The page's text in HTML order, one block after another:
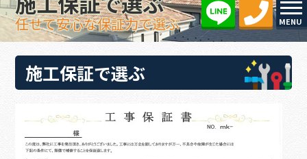
MENU
任せて安心な保証力で選ぶ
施工保証で選ぶ